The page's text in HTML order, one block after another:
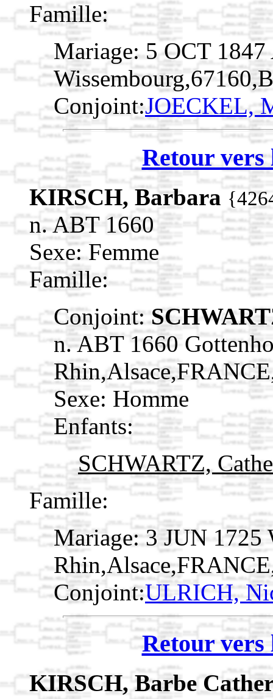
Famille:
Mariage: 5 OCT 1847
Conjoint:JOECKEL,
Retour vers
KIRSCH, Barbara
n. ABT 1660
Sexe: Femme
Famille:
Conjoint:
n. ABT 1660
Sexe: Homme
Enfants:
SCHWARTZ,
Famille:
Mariage: 3 JUN 1725
Conjoint:ULRICH,
Retour vers
KIRSCH, Barbe